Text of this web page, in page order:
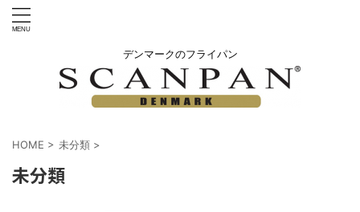
デンマークのフライパン
HOME > 未分類 >
未分類